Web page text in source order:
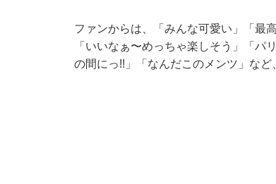
ファンからは、「みんな可愛い」「最
「いいなぁ〜めっちゃ楽しそう」「
の間にっ!!」「なんだこのメンツ」など